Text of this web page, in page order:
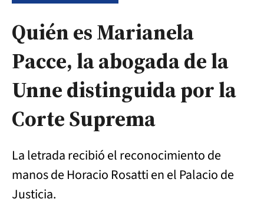
Quién es Marianela
Pacce, la abogada de la
Unne distinguida por la
Corte Suprema
La letrada recibió el reconocimiento de
manos de Horacio Rosatti en el Palacio de
Justicia.